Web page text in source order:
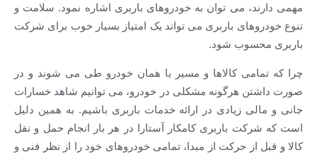
مهمی دارند، می توان به خودروهای باربری اشاره نمود. سلامت و
تنوع خودروهای باربری می تواند یک امتیاز بسیار خوب برای شرکت
باربری محسوب شود.
چرا که تمامی کالاها و مسیر با همان خودرو طی می شوند و در
صورت داشتن هرگونه مشکلی در خودرو، می توانیم شاهد خسارات
جانی و مالی زیادی در ارائه خدمات باربری باشیم. به همین دلیل
است که شرکت باربری کامکار آستارا در هر بار انجام حمل و نقل
کالا و قبل از حرکت از مبدا، تمامی خودروهای خود را از نظر فنی و